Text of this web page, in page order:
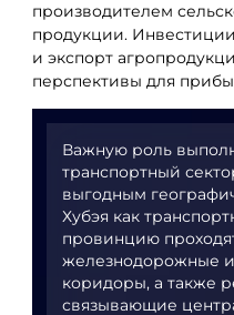
производителем
продукции.
и экспорт
перспективы для
Важную роль
транспортный
выгодным
Хубэя как
провинцию
железнодорожные
коридоры, а также
связывающие